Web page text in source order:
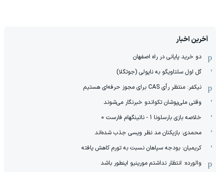
آخرین اخبار
دو خرید پایانی در راه اصفهان
گل اول سلتاویگو به ناپولی (جوتگلا)
نیکفر: منتظر رأی CAS برای مجوز حرفه‌ای هستیم
وقتی ملی‌پوشان تکواندو خبرنگار می‌شوند
خلاصه بازی بارسلونا 1 - ناتینگهام فارست 0
محمدی: بازیکنان مد نظر ویسی جذب شده‌اند
کریمیان: بودجه سپاهان نسبت به تورم کاهش یافته
والورده: انتظار نداشتم مورینیو اینطور باشد